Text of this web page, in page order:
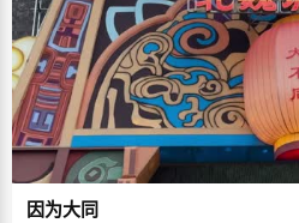
因为大同